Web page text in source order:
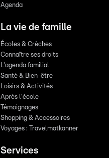
Agenda
La vie de famille
Écoles & Crèches
Connaître ses droits
L'agenda familial
Santé & Bien-être
Loisirs & Activités
Après l'école
Témoignages
Shopping & Accessoires
Voyages : Travelmatkanner
Services